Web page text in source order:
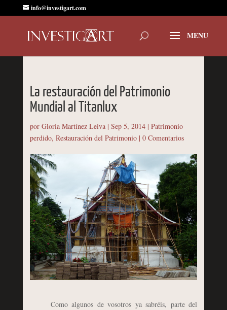
info@investigart.com
La restauración del Patrimonio
Mundial al Titanlux
por Gloria Martínez Leiva| Sep 5, 2014| Patrimonio
perdido, Restauración del Patrimonio| 0 Comentarios
Como algunos de vosotros ya sabréis, parte del